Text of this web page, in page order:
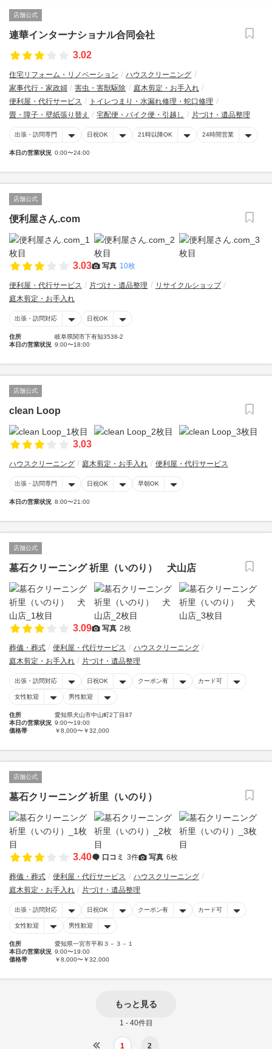
店舗公式
連華インターナショナル合同会社
3.02
住宅リフォーム・リノベーション
ハウスクリーニング
家事代行・家政婦
害虫・害獣駆除
庭木剪定・お手入れ
便利屋・代行サービス
トイレつまり・水漏れ修理・蛇口修理
畳・障子・壁紙張り替え
宅配便・バイク便・引越し 片づけ・遺品整理
出張・訪問専門 日祝OK 21時以降OK 24時間営業
本日の営業状況 0:00〜24:00
店舗公式
便利屋さん.com
3.03 写真 10枚
便利屋・代行サービス 片づけ・遺品整理
リサイクルショップ
庭木剪定・お手入れ
出張・訪問対応 日祝OK
住所
岐阜県関市下有知3538-2
本日の営業状況 9:00〜18:00
店舗公式
clean Loop
3.03
ハウスクリーニング 庭木剪定・お手入れ 便利屋・代行サービス
出張・訪問専門 日祝OK 早朝OK
本日の営業状況 8:00〜21:00
店舗公式
墓石クリーニング 祈里（いのり） 犬山店
3.09 写真 2枚
葬儀・葬式 便利屋・代行サービス
ハウスクリーニング
庭木剪定・お手入れ
片づけ・遺品整理
出張・訪問対応 日祝OK クーポン有 カード可
女性歓迎 男性歓迎
住所
愛知県犬山市中山町2丁目87
本日の営業状況 9:00〜19:00
価格帯
￥8,000〜￥32,000
店舗公式
墓石クリーニング 祈里（いのり）
3.40 口コミ 3件 写真 6枚
葬儀・葬式 便利屋・代行サービス
ハウスクリーニング
庭木剪定・お手入れ
片づけ・遺品整理
出張・訪問対応 日祝OK クーポン有 カード可
女性歓迎 男性歓迎
住所
愛知県一宮市平和３－３－１
本日の営業状況 9:00〜19:00
価格帯
￥8,000〜￥32,000
もっと見る
1 - 40件目
1 2